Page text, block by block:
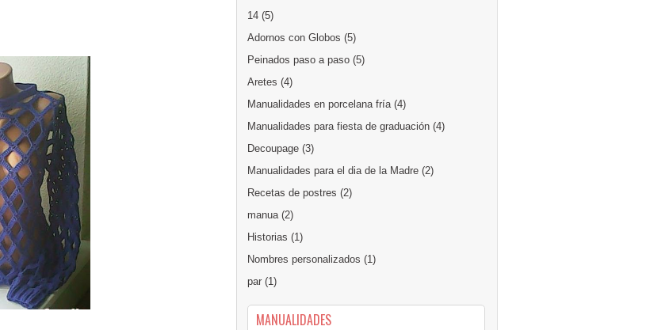
14 (5)
Adornos con Globos (5)
Peinados paso a paso (5)
Aretes (4)
Manualidades en porcelana fría (4)
Manualidades para fiesta de graduación (4)
Decoupage (3)
Manualidades para el dia de la Madre (2)
Recetas de postres (2)
manua (2)
Historias (1)
Nombres personalizados (1)
par (1)
MANUALIDADES